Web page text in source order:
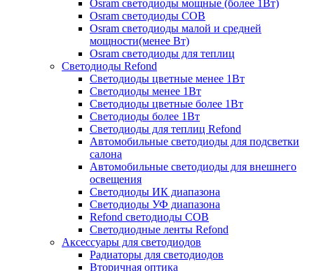
Osram светодиоды мощные (более 1Вт)
Osram светодиоды COB
Osram светодиоды малой и средней
мощности(менее Вт)
Osram светодиоды для теплиц
Светодиоды Refond
Светодиоды цветные менее 1Вт
Светодиоды менее 1Вт
Светодиоды цветные более 1Вт
Светодиоды более 1Вт
Светодиоды для теплиц Refond
Автомобильные светодиоды для подсветки
салона
Автомобильные светодиоды для внешнего
освещения
Светодиоды ИК диапазона
Светодиоды УФ диапазона
Refond светодиоды COB
Светодиодные ленты Refond
Аксессуары для светодиодов
Радиаторы для светодиодов
Вторичная оптика